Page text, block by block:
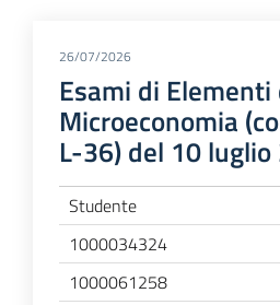
26/07/2026
Esami di Elementi
Microeconomia
L-36) del 10
Studente
1000034324
1000061258